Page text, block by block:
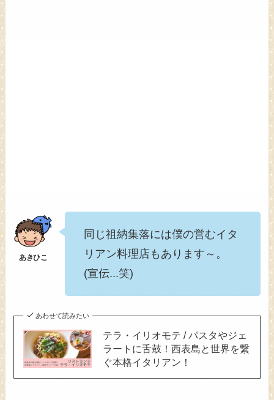
同じ祖納集落には僕の営むイタ
リアン料理店もあります～。
(宣伝...笑)
あわせて読みたい
テラ・イリオモテ / パスタやジェ
ラートに舌鼓！西表島と世界を繋
ぐ本格イタリアン！